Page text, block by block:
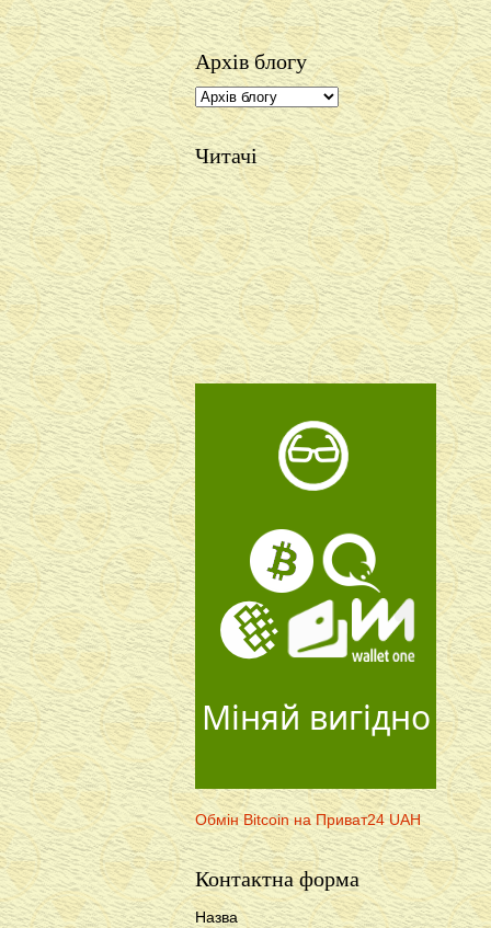
Архів блогу
Читачі
Міняй вигідно
Обмін Bitcoin на Приват24 UAH
Контактна форма
Назва